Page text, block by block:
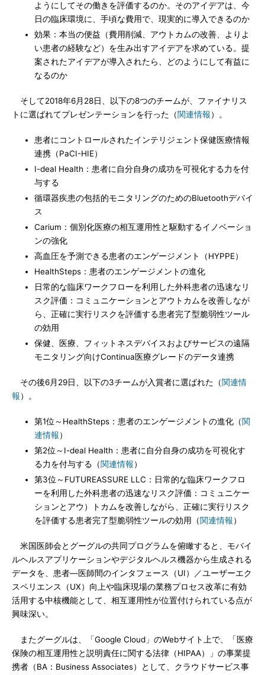
ようにしてその働きを評価するのか。そのアイデアは、今
日の臨床環境に、手頃な費用で、現実的に導入できるのか
効果：本当の便益（費用削減、アウトカムの改善、よりよ
い患者の経験など）を生み出すアイデアを求めている。提
案されたアイデアが導入されたら、どのようにして有益に
なるのか
そして2018年6月28日、以下の8つのチームが、ファイナリス
トに選ばれてプレゼンテーションを行った（関連情報）。
患者にコントロールされたインテリジェント保健医療情報
連携（PaCI-HIE）
I-deal Health：患者に自分自身の成功を可視化する力を付
与する
循環器疾患の包括的モニタリングのためのBluetoothデバイ
ス
Carium：個別化医療の相互運用性と駆動するイノベーショ
ンの強化
高血圧を予測できる患者のエンゲージメント（HYPPE）
HealthSteps：患者のエンゲージメントの進化
日常的な臨床ワークフローを利用した外科患者の迅速なリ
スク評価：コミュニケーションとアウトカムを改善しなが
ら、正確に実行リスクを評価する患者完了型脆弱性ツール
の効用
保健、医療、フィットネスデバイスおよびサービスの遠隔
モニタリング向けContinua医療グレードのデータ連携
その後6月29日、以下の3チームが入賞者に選ばれた（関連情
報）。
第1位～HealthSteps：患者のエンゲージメントの進化（関
連情報）
第2位～I-deal Health：患者に自分自身の成功を可視化す
る力を付与する（関連情報）
第3位～FUTUREASSURE LLC：日常的な臨床ワークフロ
ーを利用した外科患者の迅速なリスク評価：コミュニケー
ションとアウ）トカムを改善しながら、正確に実行リスク
を評価する患者完了型脆弱性ツールの効用（関連情報）
米国医師会とグーグルの共同プログラムを俯瞰すると、モバイ
ルヘルスアプリケーションやデジタルヘルス機器から生成される
データを、患者―医師間のインタフェース（UI）／ユーザーエク
スペリエンス（UX）向上や臨床現場の業務プロセス改革に有効
活用する中核機能として、相互運用性が位置付けられている点が
興味深い。
またグーグルは、「Google Cloud」のWebサイト上で、「医療
保険の相互運用性と説明責任に関する法律（HIPAA）」の事業提
携者（BA：Business Associates）として、クラウドサービス事